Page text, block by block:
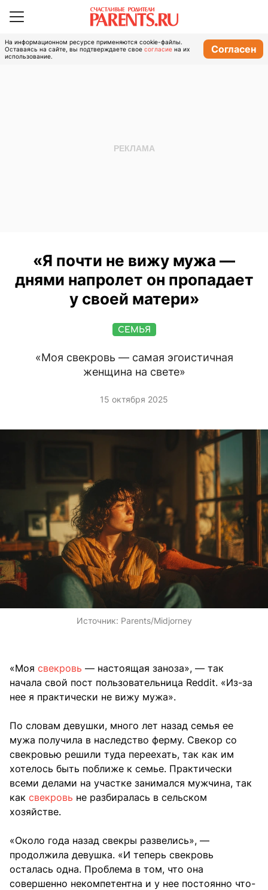
На информационном ресурсе применяются cookie-файлы.
Оставаясь на сайте, вы подтверждаете свое согласие на их
использование.
Согласен
«Я почти не вижу мужа —
днями напролет он пропадает
у своей матери»
СЕМЬЯ
«Моя свекровь — самая эгоистичная
женщина на свете»
15 октября 2025
Источник: Parents/Midjorney
«Моя свекровь — настоящая заноза», — так
начала свой пост пользовательница Reddit. «Из-за
нее я практически не вижу мужа».
По словам девушки, много лет назад семья ее
мужа получила в наследство ферму. Свекор со
свекровью решили туда переехать, так как им
хотелось быть поближе к семье. Практически
всеми делами на участке занимался мужчина, так
как свекровь не разбиралась в сельском
хозяйстве.
«Около года назад свекры развелись», —
продолжила девушка. «И теперь свекровь
осталась одна. Проблема в том, что она
совершенно некомпетентна и у нее постоянно что-